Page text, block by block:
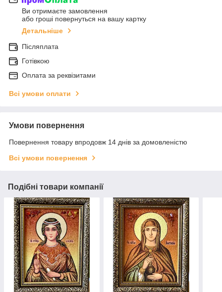
Ви отримаєте замовлення
або гроші повернуться на вашу картку
Детальніше
Післяплата
Готівкою
Оплата за реквізитами
Всі умови оплати
Умови повернення
Повернення товару впродовж 14 днів за домовленістю
Всі умови повернення
Подібні товари компанії